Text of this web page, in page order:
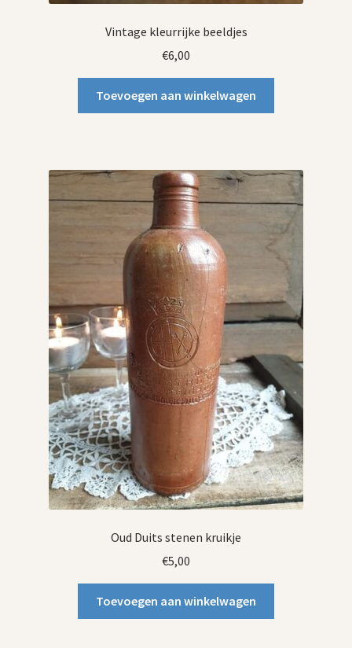
Vintage kleurrijke beeldjes
€6,00
Toevoegen aan winkelwagen
Oud Duits stenen kruikje
€5,00
Toevoegen aan winkelwagen